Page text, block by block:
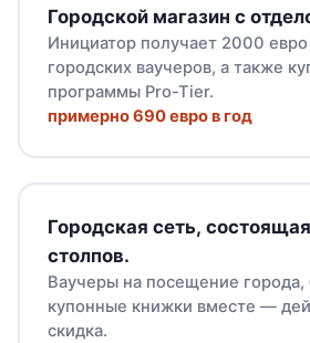
Городской магазин с
Инициатор получает 2000
городских ваучеров, а также
программы Pro-Tier.
примерно 690 евро в год
Городская сеть,
столпов.
Ваучеры на посещение города,
купонные книжки вместе —
скидка.